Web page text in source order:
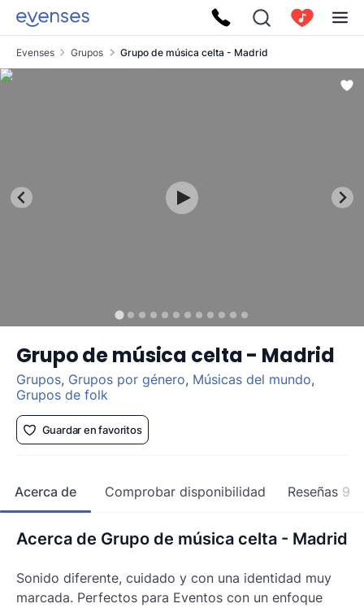
Evenses Grupos Grupo de música celta - Madrid
Grupo de música celta - Madrid
Grupos, Grupos por género, Músicas del mundo,
Grupos de folk
Guardar en favoritos
Acerca de Comprobar disponibilidad Reseñas 9
Acerca de Grupo de música celta - Madrid
Sonido diferente, cuidado y con una identidad muy
marcada. Perfectos para Eventos con un enfoque